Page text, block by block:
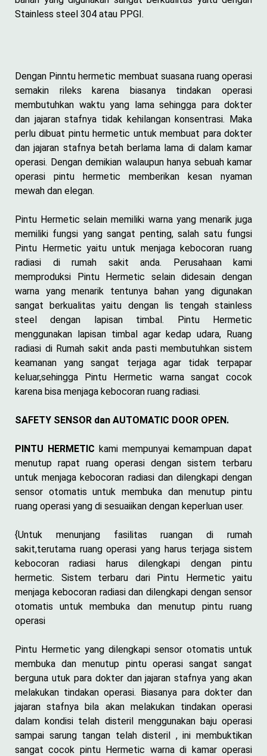
Stainless steel 304 atau PPGI.
Dengan Pinntu hermetic membuat suasana ruang operasi
semakin rileks karena biasanya tindakan operasi
membutuhkan waktu yang lama sehingga para dokter
dan jajaran stafnya tidak kehilangan konsentrasi. Maka
perlu dibuat pintu hermetic untuk membuat para dokter
dan jajaran stafnya betah berlama lama di dalam kamar
operasi. Dengan demikian walaupun hanya sebuah kamar
operasi pintu hermetic memberikan kesan nyaman
mewah dan elegan.
Pintu Hermetic selain memiliki warna yang menarik juga
memiliki fungsi yang sangat penting, salah satu fungsi
Pintu Hermetic yaitu untuk menjaga kebocoran ruang
radiasi di rumah sakit anda. Perusahaan kami
memproduksi Pintu Hermetic selain didesain dengan
warna yang menarik tentunya bahan yang digunakan
sangat berkualitas yaitu dengan lis tengah stainless
steel dengan lapisan timbal. Pintu Hermetic
menggunakan lapisan timbal agar kedap udara, Ruang
radiasi di Rumah sakit anda pasti membutuhkan sistem
keamanan yang sangat terjaga agar tidak terpapar
keluar,sehingga Pintu Hermetic warna sangat cocok
karena bisa menjaga kebocoran ruang radiasi.
SAFETY SENSOR dan AUTOMATIC DOOR OPEN.
PINTU HERMETIC kami mempunyai kemampuan dapat
menutup rapat ruang operasi dengan sistem terbaru
untuk menjaga kebocoran radiasi dan dilengkapi dengan
sensor otomatis untuk membuka dan menutup pintu
ruang operasi yang di sesuaiikan dengan keperluan user.
{Untuk menunjang fasilitas ruangan di rumah
sakit,terutama ruang operasi yang harus terjaga sistem
kebocoran radiasi harus dilengkapi dengan pintu
hermetic. Sistem terbaru dari Pintu Hermetic yaitu
menjaga kebocoran radiasi dan dilengkapi dengan sensor
otomatis untuk membuka dan menutup pintu ruang
operasi
Pintu Hermetic yang dilengkapi sensor otomatis untuk
membuka dan menutup pintu operasi sangat sangat
berguna utuk para dokter dan jajaran stafnya yang akan
melakukan tindakan operasi. Biasanya para dokter dan
jajaran stafnya bila akan melakukan tindakan operasi
dalam kondisi telah disteril menggunakan baju operasi
sampai sarung tangan telah disteril , ini membuktikan
sangat cocok pintu Hermetic warna di kamar operasi